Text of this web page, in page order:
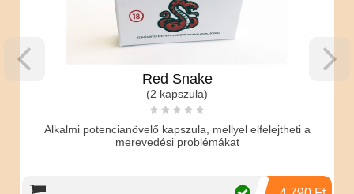
kapszula, mellyel elfelejtheti a
Helyi használatra szánt,